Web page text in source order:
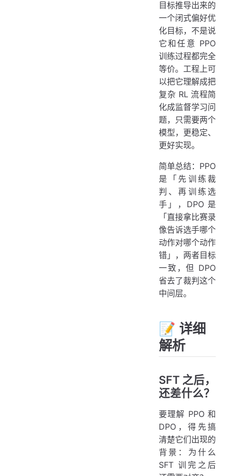
目标推导出来的
一个闭式偏好优
化目标，不是说
它和任意 PPO
训练过程都完全
等价。工程上可
以把它理解成把
复杂 RL 流程简
化成监督学习问
题，只需要两个
模型，更稳定、
更好实现。
简单总结：PPO
是「先训练裁
判、再训练选
手」，DPO 是
「直接拿比赛录
像告诉选手哪个
动作对哪个动作
错」，两者目标
一致，但 DPO
省去了裁判这个
中间层。
📝 详细
解析
SFT 之后，
还差什么？
要理解 PPO 和
DPO，得先搞
清楚它们出现的
背景：为什么
SFT 训完之后